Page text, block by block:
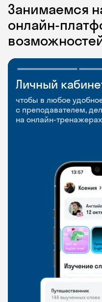
Занимаемся
онлайн-
Личный
чтобы в любое
с преподавателем,
на онлайн-
Мобильное
приложение
чтобы заниматься и
и когда удобно
Разговорные
и Talks
Групповые занятия
и индивидуальные